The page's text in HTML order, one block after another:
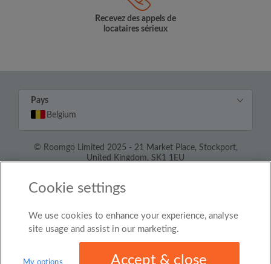
Recevez des appels de
locataires sérieux
Pays
Belgium
© Roomgo Limited 2025 - 21 Market Place, Stockport,
United Kingdom, SK1 1EU
Cookie settings
We use cookies to enhance your experience, analyse
site usage and assist in our marketing.
Accept & close